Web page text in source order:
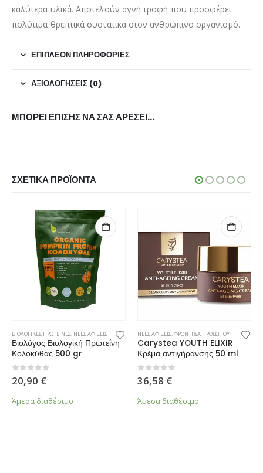
καλύτερα υλικά. Αποτελούν αγνή τροφή που προσφέρει
πολύτιμα θρεπτικά συστατικά στον ανθρώπινο οργανισμό.
ΕΠΙΠΛΈΟΝ ΠΛΗΡΟΦΟΡΊΕΣ
ΑΞΙΟΛΟΓΉΣΕΙΣ (0)
ΜΠΟΡΕΊ ΕΠΊΣΗΣ ΝΑ ΣΑΣ ΑΡΈΣΕΙ…
ΣΧΕΤΙΚΆ ΠΡΟΪΌΝΤΑ
ΒΙΟΛΟΓΙΚΕΣ ΠΡΩΤΕΙΝΕΣ, ΝΕΕΣ ΑΦΙΞΕΙΣ
Βιολόγος Βιολογική Πρωτεΐνη
Κολοκύθας 500 gr
0 από 5
20,90 €
Άμεσα διαθέσιμο
ΝΕΕΣ ΑΦΙΞΕΙΣ,ΦΡΟΝΤΙΔΑ ΠΡΟΣΩΠΟΥ
Carystea YOUTH ELIXIR
Κρέμα αντιγήρανσης 50 ml
0 από 5
36,58 €
Άμεσα διαθέσιμο